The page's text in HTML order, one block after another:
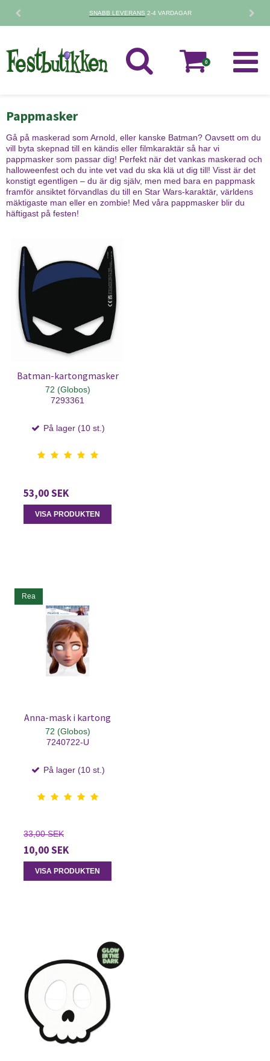
SNABB LEVERANS 2-4 VARDAGAR
0
Pappmasker
Gå på maskerad som Arnold, eller kanske Batman? Oavsett om du
vill byta skepnad till en kändis eller filmkaraktär så har vi
pappmasker som passar dig! Perfekt när det vankas maskerad och
halloweenfest och du inte vet vad du ska klä ut dig till! Visst är det
konstigt egentligen – du är dig själv, men med bara en pappmask
framför ansiktet förvandlas du till en Star Wars-karaktär, världens
mäktigaste man eller en zombie! Med våra pappmasker blir du
häftigast på festen!
Batman-kartongmasker
72 (Globos)
7293361
På lager (10 st.)
53,00 SEK
VISA PRODUKTEN
Rea
Anna-mask i kartong
72 (Globos)
7240722-U
På lager (10 st.)
33,00 SEK
10,00 SEK
VISA PRODUKTEN